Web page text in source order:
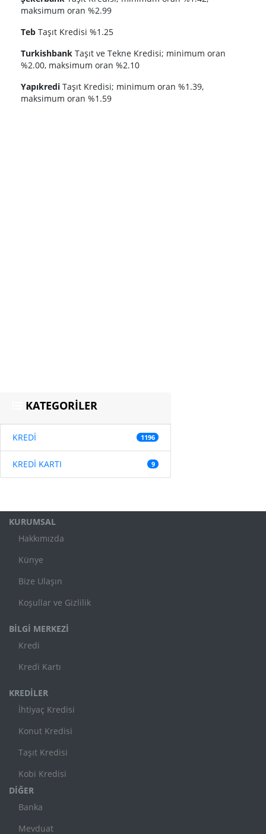
maksimum oran %2.99
Teb Taşıt Kredisi %1.25
Turkishbank Taşıt ve Tekne Kredisi; minimum oran
%2.00, maksimum oran %2.10
Yapıkredi Taşıt Kredisi; minimum oran %1.39,
maksimum oran %1.59
KATEGORİLER
KREDİ 1196
KREDİ KARTI 9
KURUMSAL
Hakkımızda
Künye
Bize Ulaşın
Koşullar ve Gizlilik
BİLGİ MERKEZİ
Kredi
Kredi Kartı
KREDİLER
İhtiyaç Kredisi
Konut Kredisi
Taşıt Kredisi
Kobi Kredisi
DİĞER
Banka
Mevduat